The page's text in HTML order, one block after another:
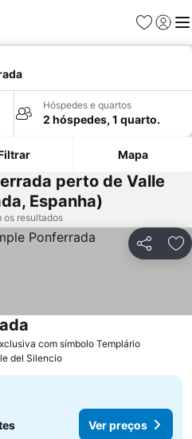
Favoritos
Iniciar
Hóspedes e quartos
2 hóspedes, 1 quarto.
Mapa
perto de Valle
Espanha)
os resultados
Partilhar
com símbolo Templário
del Silencio
Ver preços